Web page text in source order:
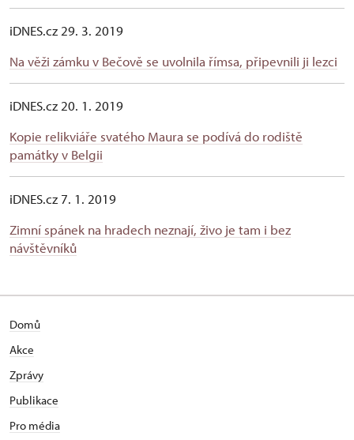
iDNES.cz 29. 3. 2019
Na věži zámku v Bečově se uvolnila římsa, připevnili ji lezci
iDNES.cz 20. 1. 2019
Kopie relikviáře svatého Maura se podívá do rodiště
památky v Belgii
iDNES.cz 7. 1. 2019
Zimní spánek na hradech neznají, živo je tam i bez
návštěvníků
Domů
Akce
Zprávy
Publikace
Pro média